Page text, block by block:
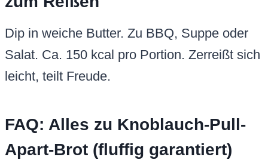
Dip in weiche Butter. Zu BBQ, Suppe oder
Salat. Ca. 150 kcal pro Portion. Zerreißt sich
leicht, teilt Freude.
FAQ: Alles zu Knoblauch-Pull-
Apart-Brot (fluffig garantiert)